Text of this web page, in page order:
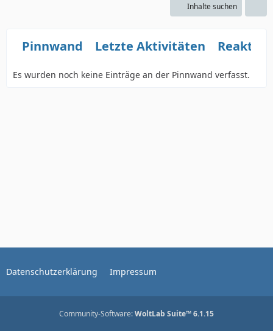
Inhalte suchen
Pinnwand Letzte Aktivitäten
Es wurden noch keine Einträge an der Pinnwand verfasst.
Datenschutzerklärung Impressum
Community-Software:WoltLab Suite™ 6.1.15